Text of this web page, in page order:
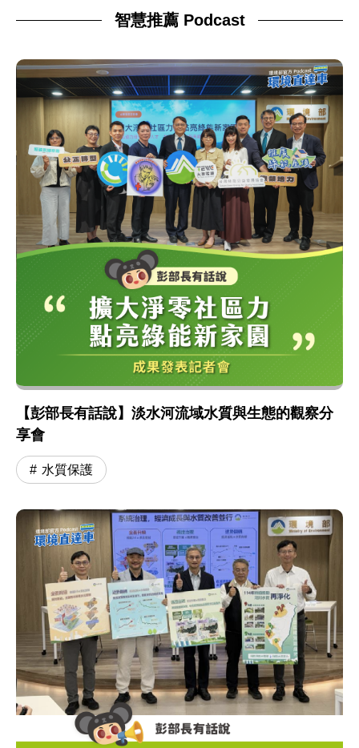
智慧推薦 Podcast
【彭部長有話說】淡水河流域水質與生態的觀察分
享會
水質保護